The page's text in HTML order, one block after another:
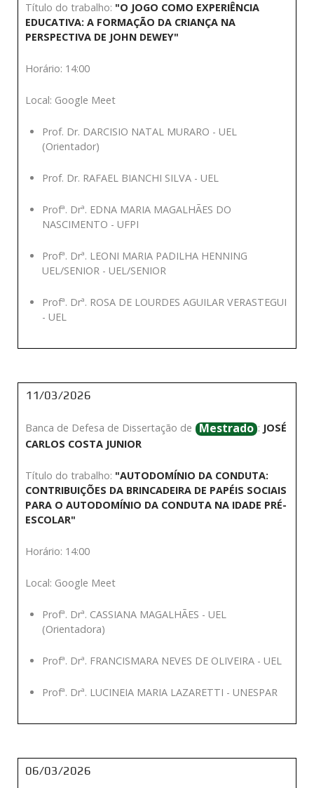
Título do trabalho: "O JOGO COMO EXPERIÊNCIA
EDUCATIVA: A FORMAÇÃO DA CRIANÇA NA
PERSPECTIVA DE JOHN DEWEY"
Horário: 14:00
Local: Google Meet
Prof. Dr. DARCISIO NATAL MURARO - UEL
(Orientador)
Prof. Dr. RAFAEL BIANCHI SILVA - UEL
Profª. Drª. EDNA MARIA MAGALHÃES DO
NASCIMENTO - UFPI
Profª. Drª. LEONI MARIA PADILHA HENNING
UEL/SENIOR - UEL/SENIOR
Profª. Drª. ROSA DE LOURDES AGUILAR VERASTEGUI
- UEL
11/03/2026
Banca de Defesa de Dissertação de Mestrado : JOSÉ
CARLOS COSTA JUNIOR
Título do trabalho: "AUTODOMÍNIO DA CONDUTA:
CONTRIBUIÇÕES DA BRINCADEIRA DE PAPÉIS SOCIAIS
PARA O AUTODOMÍNIO DA CONDUTA NA IDADE PRÉ-
ESCOLAR"
Horário: 14:00
Local: Google Meet
Profª. Drª. CASSIANA MAGALHÃES - UEL
(Orientadora)
Profª. Drª. FRANCISMARA NEVES DE OLIVEIRA - UEL
Profª. Drª. LUCINEIA MARIA LAZARETTI - UNESPAR
06/03/2026